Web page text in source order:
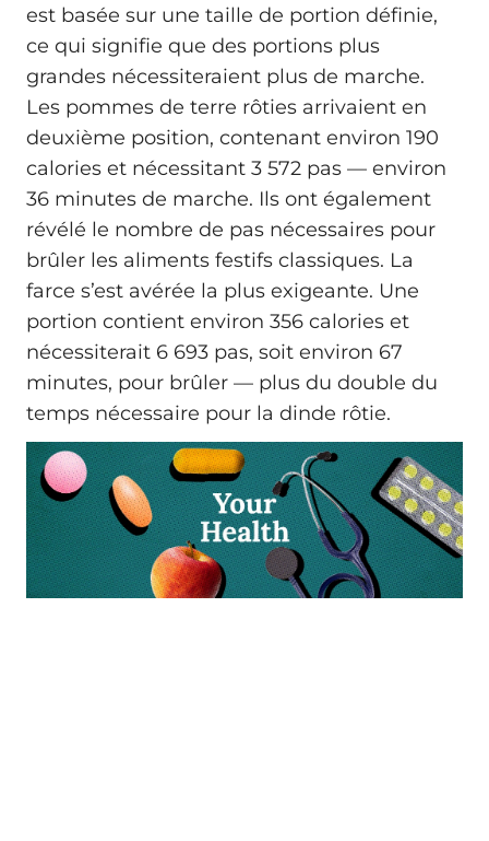
est basée sur une taille de portion définie,
ce qui signifie que des portions plus
grandes nécessiteraient plus de marche.
Les pommes de terre rôties arrivaient en
deuxième position, contenant environ 190
calories et nécessitant 3 572 pas — environ
36 minutes de marche. Ils ont également
révélé le nombre de pas nécessaires pour
brûler les aliments festifs classiques. La
farce s’est avérée la plus exigeante. Une
portion contient environ 356 calories et
nécessiterait 6 693 pas, soit environ 67
minutes, pour brûler — plus du double du
temps nécessaire pour la dinde rôtie.